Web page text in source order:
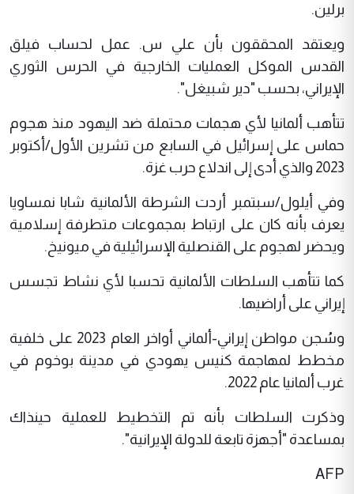
برلين.
ويعتقد المحققون بأن علي س. عمل لحساب فيلق
القدس الموكل العمليات الخارجية في الحرس الثوري
الإيراني، بحسب "دير شبيغل".
تتأهب ألمانيا لأي هجمات محتملة ضد اليهود منذ هجوم
حماس على إسرائيل في السابع من تشرين الأول/أكتوبر
2023 والذي أدى إلى اندلاع حرب غزة.
وفي أيلول/سبتمبر أردت الشرطة الألمانية شابا نمساويا
يعرف بأنه كان على ارتباط بمجموعات متطرفة إسلامية
ويحضر لهجوم على القنصلية الإسرائيلية في ميونيخ.
كما تتأهب السلطات الألمانية تحسبا لأي نشاط تجسس
إيراني على أراضيها.
وسُجن مواطن إيراني-ألماني أواخر العام 2023 على خلفية
مخطط لمهاجمة كنيس يهودي في مدينة بوخوم في
غرب ألمانيا عام 2022.
وذكرت السلطات بأنه تم التخطيط للعملية حينذاك
بمساعدة "أجهزة تابعة للدولة الإيرانية".
AFP